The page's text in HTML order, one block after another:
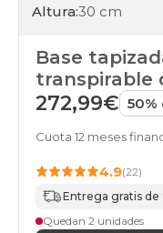
Altura:30 cm
Base
transpirable
272,99€ 50%
Cuota 12 meses
4.9(22)
Entrega gratis de
Quedan 2 unidades